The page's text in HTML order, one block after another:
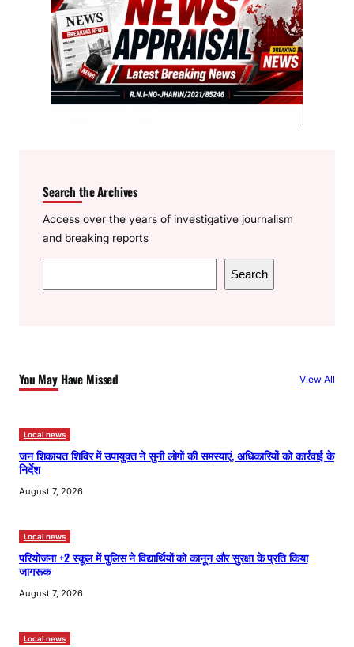
Search the Archives
Access over the years of investigative journalism
and breaking reports
e
h
Search
You May Have Missed View All
Local news
जन शिकायत शिविर में उपायुक्त ने सुनी लोगों की समस्याएं, अधिकारियों को कार्रवाई के
निर्देश
August 7, 2026
Local news
परियोजना +2 स्कूल में पुलिस ने विद्यार्थियों को कानून और सुरक्षा के प्रति किया
जागरूक
August 7, 2026
Local news